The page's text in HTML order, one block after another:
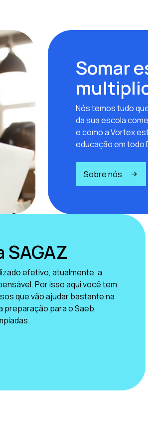
Somar
Nós temos tudo
da sua escola
e como a Vortex
educação em todo
Sobre nós
efetivo, atualmente, a
Por isso aqui você tem
que vão ajudar bastante na
preparação para o Saeb,